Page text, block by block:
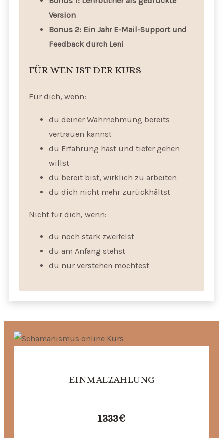
Version
Bonus 2: Ein Jahr E-Mail-Support und
Feedback durch Leni
FÜR WEN IST DER KURS
Für dich, wenn:
du deiner Wahrnehmung bereits
vertrauen kannst
du Erfahrung hast und tiefer gehen
willst
du bereit bist, wirklich zu arbeiten
du dich nicht mehr zurückhältst
Nicht für dich, wenn:
du noch stark zweifelst
du am Anfang stehst
du nur verstehen möchtest
EINMALZAHLUNG
1333€